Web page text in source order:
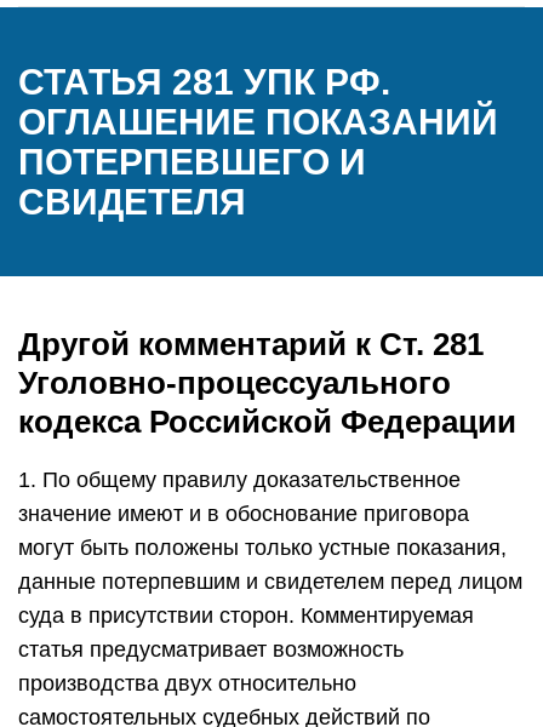
СТАТЬЯ 281 УПК РФ.
ОГЛАШЕНИЕ ПОКАЗАНИЙ
ПОТЕРПЕВШЕГО И
СВИДЕТЕЛЯ
Другой комментарий к Ст. 281
Уголовно-процессуального
кодекса Российской Федерации
1. По общему правилу доказательственное
значение имеют и в обоснование приговора
могут быть положены только устные показания,
данные потерпевшим и свидетелем перед лицом
суда в присутствии сторон. Комментируемая
статья предусматривает возможность
производства двух относительно
самостоятельных судебных действий по